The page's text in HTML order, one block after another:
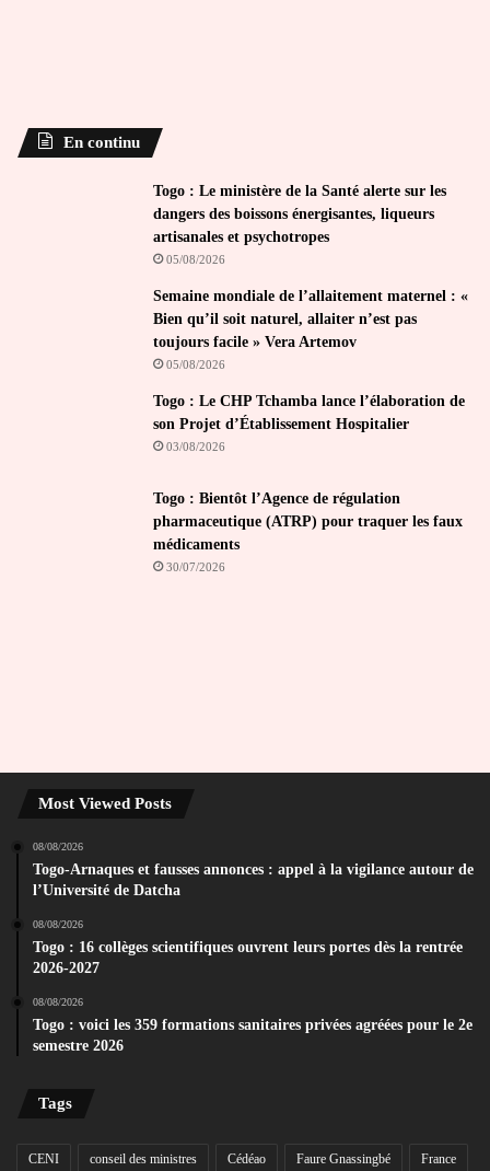
En continu
Togo : Le ministère de la Santé alerte sur les
dangers des boissons énergisantes, liqueurs
artisanales et psychotropes
05/08/2026
Semaine mondiale de l’allaitement maternel : «
Bien qu’il soit naturel, allaiter n’est pas
toujours facile » Vera Artemov
05/08/2026
Togo : Le CHP Tchamba lance l’élaboration de
son Projet d’Établissement Hospitalier
03/08/2026
Togo : Bientôt l’Agence de régulation
pharmaceutique (ATRP) pour traquer les faux
médicaments
30/07/2026
Most Viewed Posts
08/08/2026
Togo-Arnaques et fausses annonces : appel à la vigilance autour de
l’Université de Datcha
08/08/2026
Togo : 16 collèges scientifiques ouvrent leurs portes dès la rentrée
2026-2027
08/08/2026
Togo : voici les 359 formations sanitaires privées agréées pour le 2e
semestre 2026
Tags
CENI conseil des ministres Cédéao Faure Gnassingbé France